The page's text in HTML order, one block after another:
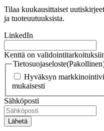
Tilaa kuukausittaiset
ja tuoteuutuuksista.
LinkedIn
Kenttä on
Tietosuojaseloste
Hyväksyn
mukaisesti
Sähköposti